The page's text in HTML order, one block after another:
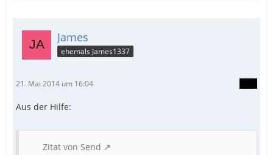
James
ehemals James1337
21. Mai 2014 um 16:04
Aus der Hilfe:
Zitat von Send